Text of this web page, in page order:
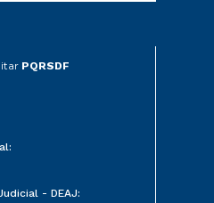
PQRSDF
- DEAJ: